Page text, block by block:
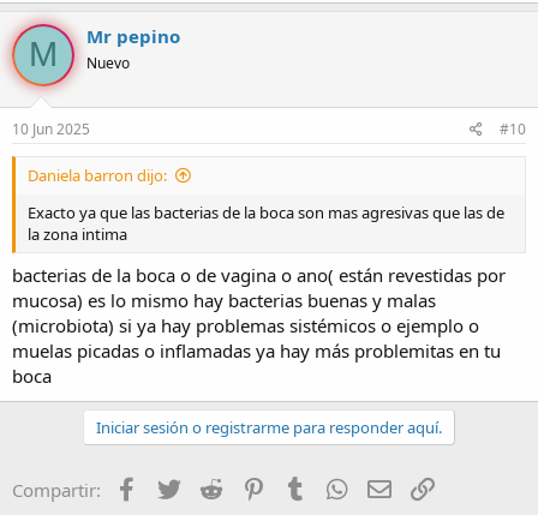
Creo que el foro también debería de promover las prácticas
seguras!
M Mr pepino
Nuevo
10 Jun 2025 #10
Daniela barron dijo:
Exacto ya que las bacterias de la boca son mas agresivas que las de
la zona intima
bacterias de la boca o de vagina o ano( están revestidas por
mucosa) es lo mismo hay bacterias buenas y malas
(microbiota) si ya hay problemas sistémicos o ejemplo o
muelas picadas o inflamadas ya hay más problemitas en tu
boca
Iniciar sesión o registrarme para responder aquí.
Compartir: Facebook
Twitter Reddit PinterestTumblrWhatsAppCorreo